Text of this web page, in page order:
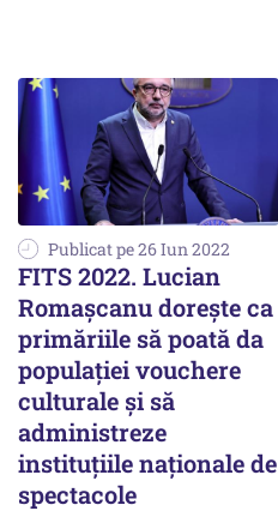
Publicat pe 26 Iun 2022
FITS 2022. Lucian
Romașcanu dorește ca
primăriile să poată da
populației vouchere
culturale și să
administreze
instituțiile naționale de
spectacole